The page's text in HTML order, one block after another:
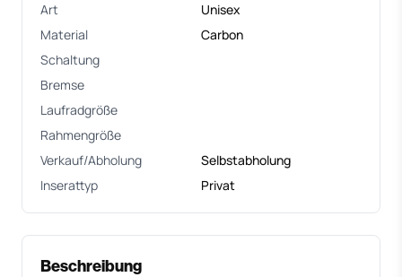
Art
Unisex
Material
Carbon
Schaltung
Bremse
Laufradgröße
Rahmengröße
Verkauf/Abholung
Selbstabholung
Inserattyp
Privat
Beschreibung